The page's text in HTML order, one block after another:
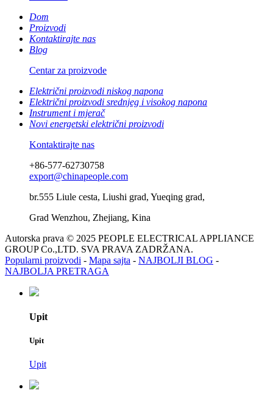
Dom
Proizvodi
Kontaktirajte nas
Blog
Centar za proizvode
Električni proizvodi niskog napona
Električni proizvodi srednjeg i visokog napona
Instrument i mjerač
Novi energetski električni proizvodi
Kontaktirajte nas
+86-577-62730758
export@chinapeople.com
br.555 Liule cesta, Liushi grad, Yueqing grad,
Grad Wenzhou, Zhejiang, Kina
Autorska prava © 2025 PEOPLE ELECTRICAL APPLIANCE
GROUP Co.,LTD. SVA PRAVA ZADRŽANA.
Popularni proizvodi - Mapa sajta - NAJBOLJI BLOG -
NAJBOLJA PRETRAGA
Upit
Upit
Upit